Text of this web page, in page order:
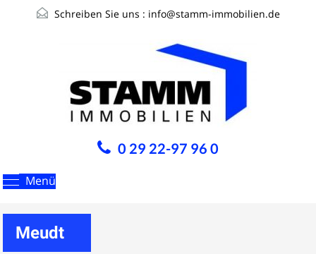
Schreiben Sie uns : info@stamm-immobilien.de
0 29 22-97 96 0
Menü
Meudt